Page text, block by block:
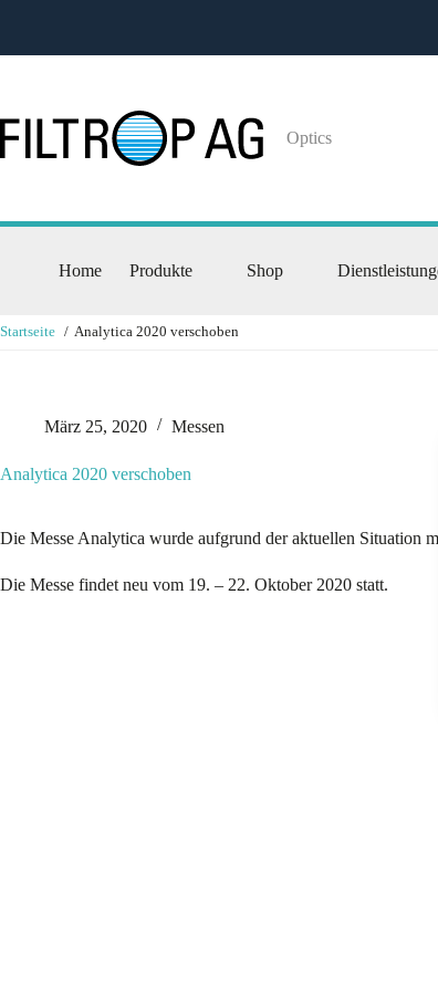
Optics
Home Produkte Shop
Startseite Analytica 2020 verschoben
März 25, 2020 Messen
Analytica 2020 verschoben
Die Messe Analytica wurde aufgrund der aktuellen Situation
Die Messe findet neu vom 19. – 22. Oktober 2020 statt.